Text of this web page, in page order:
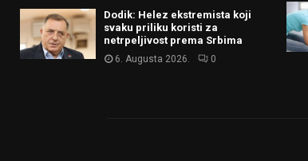
Dodik: Helez ekstremista koji
svaku priliku koristi za
netrpeljivost prema Srbima
6. Augusta 2026. 0